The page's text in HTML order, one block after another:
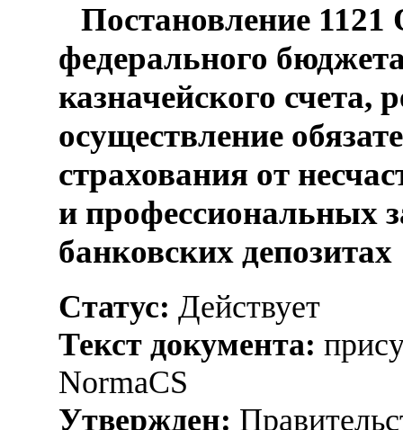
Постановление 1121
федерального
казначейского счета,
осуществление
страхования от
и профессиональных
банковских депозитах
Статус: Действует
Текст документа:
NormaCS
Утвержден: